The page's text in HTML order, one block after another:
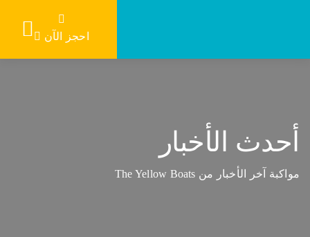
احجز الآن
أحدث الأخبار
مواكبة آخر الأخبار من The Yellow Boats